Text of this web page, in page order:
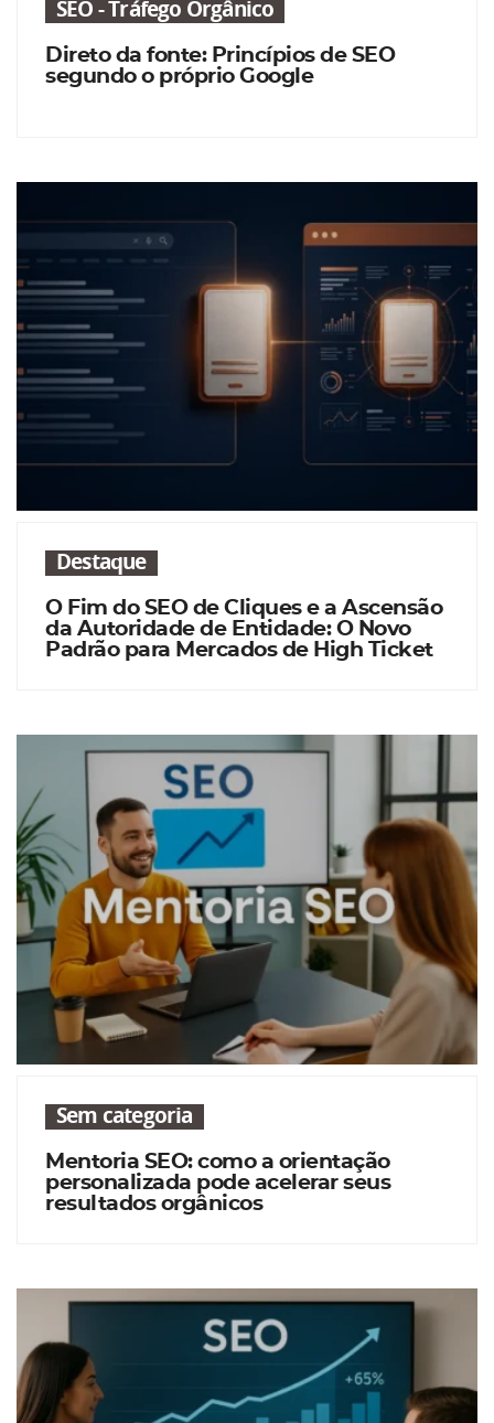
SEO - Tráfego Orgânico
Direto da fonte: Princípios de SEO
segundo o próprio Google
Destaque
O Fim do SEO de Cliques e a Ascensão
da Autoridade de Entidade: O Novo
Padrão para Mercados de High Ticket
Sem categoria
Mentoria SEO: como a orientação
personalizada pode acelerar seus
resultados orgânicos